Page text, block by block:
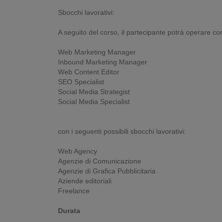
Sbocchi lavorativi:
A seguito del corso, il partecipante potrà operare
Web Marketing Manager
Inbound Marketing Manager
Web Content Editor
SEO Specialist
Social Media Strategist
Social Media Specialist
con i seguenti possibili sbocchi lavorativi:
Web Agency
Agenzie di Comunicazione
Agenzie di Grafica Pubblicitaria
Aziende editoriali
Freelance
Durata